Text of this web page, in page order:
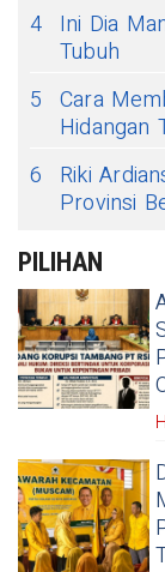
4 Ini Dia
Tubuh
5 Cara
Hidangan
6
Riki
Provinsi
PILIHAN